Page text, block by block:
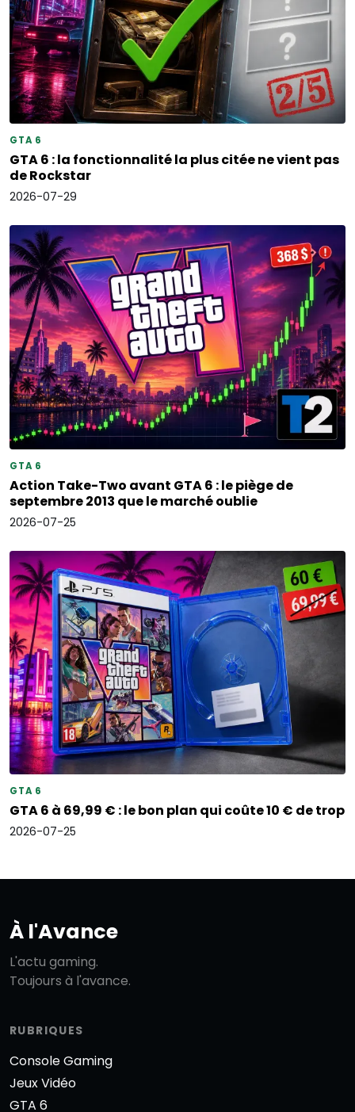
GTA 6
GTA 6 : la fonctionnalité la plus citée ne vient pas
de Rockstar
2026-07-29
GTA 6
Action Take-Two avant GTA 6 : le piège de
septembre 2013 que le marché oublie
2026-07-25
GTA 6
GTA 6 à 69,99 € : le bon plan qui coûte 10 € de trop
2026-07-25
À l'Avance
L'actu gaming.
Toujours à l'avance.
RUBRIQUES
Console Gaming
Jeux Vidéo
GTA 6